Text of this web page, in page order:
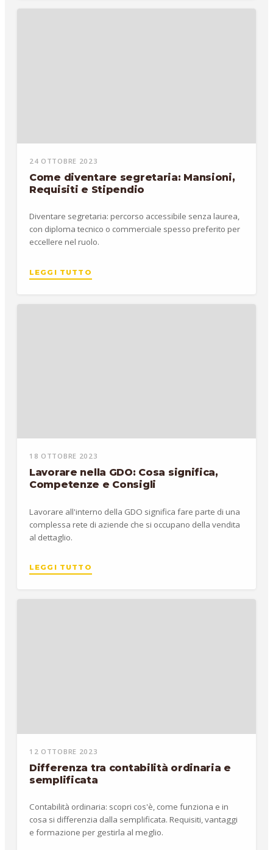
24 OTTOBRE 2023
Come diventare segretaria: Mansioni,
Requisiti e Stipendio
Diventare segretaria: percorso accessibile senza laurea,
con diploma tecnico o commerciale spesso preferito per
eccellere nel ruolo.
LEGGI TUTTO
18 OTTOBRE 2023
Lavorare nella GDO: Cosa significa,
Competenze e Consigli
Lavorare all'interno della GDO significa fare parte di una
complessa rete di aziende che si occupano della vendita
al dettaglio.
LEGGI TUTTO
12 OTTOBRE 2023
Differenza tra contabilità ordinaria e
semplificata
Contabilità ordinaria: scopri cos'è, come funziona e in
cosa si differenzia dalla semplificata. Requisiti, vantaggi
e formazione per gestirla al meglio.